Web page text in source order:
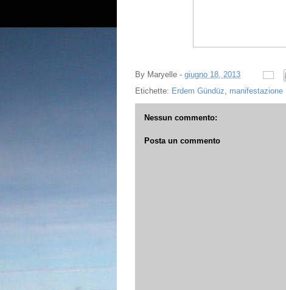
By Maryelle - giugno 18, 2013
Etichette: Erdem Gündüz, manifestazione
Nessun commento:
Posta un commento